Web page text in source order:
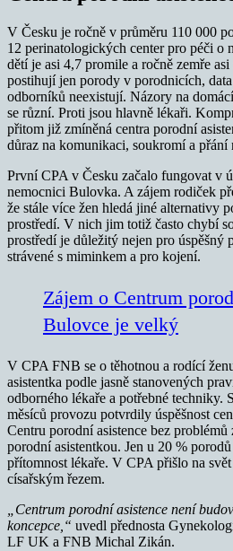
V Česku je ročně v průměru 110 000
12 perinatologických center pro péči o
dětí je asi 4,7 promile a ročně zemře
postihují jen porody v porodnicích,
odborníků neexistují. Názory na
se různí. Proti jsou hlavně lékaři.
přitom již zmíněná centra porodní
důraz na komunikaci, soukromí a přání
První CPA v Česku začalo fungovat v
nemocnici Bulovka. A zájem rodiček
že stále více žen hledá jiné alternativy
prostředí. V nich jim totiž často chybí
prostředí je důležitý nejen pro úspěšný
strávené s miminkem a pro kojení.
Zájem o Centrum
Bulovce je velký
V CPA FNB se o těhotnou a rodící
asistentka podle jasně stanovených
odborného lékaře a potřebné techniky.
měsíců provozu potvrdily úspěšnost
Centru porodní asistence bez
porodní asistentkou. Jen u 20 %
přítomnost lékaře. V CPA přišlo na
císařským řezem.
„Centrum porodní asistence není
koncepce,“ uvedl přednosta
LF UK a FNB Michal Zikán.